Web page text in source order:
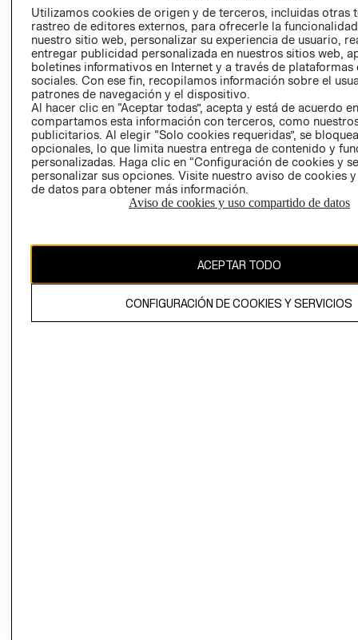
AVISO DE
PRIVACIDAD
GIFT CARD
AVISO DE
COOKIES
Uruguay ($U)
El contenido de esta página web está protegido por copyright y es
propiedad de H&M Hennes & Mauritz AB.
Utilizamos cookies de origen y de terceros, incluidas otras
rastreo de editores externos, para ofrecerle la
nuestro sitio web, personalizar su experiencia de usuario,
entregar publicidad personalizada en nuestros sitios web,
boletines informativos en Internet y a través de plataformas
sociales. Con ese fin, recopilamos información sobre el
patrones de navegación y el dispositivo.
Al hacer clic en “Aceptar todas”, acepta y está de acuerdo
compartamos esta información con terceros, como
publicitarios. Al elegir “Solo cookies requeridas”, se
opcionales, lo que limita nuestra entrega de contenido y
personalizadas. Haga clic en “Configuración de cookies y
personalizar sus opciones. Visite nuestro aviso de cookies
de datos para obtener más información.
Aviso de cookies y uso compartido de datos
ACEPTAR TODO
CONFIGURACIÓN DE COOKIES Y SERVICIOS